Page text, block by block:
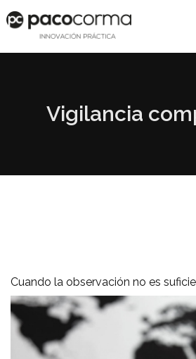
Vigilancia
Cuando la observación no es